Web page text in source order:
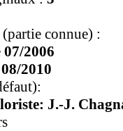
connue) :
07/2006
08/2010
J.-J.